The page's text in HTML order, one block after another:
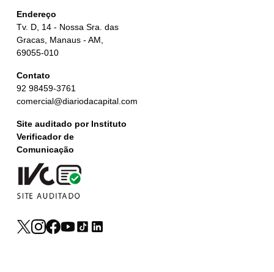
Endereço
Tv. D, 14 - Nossa Sra. das
Gracas, Manaus - AM,
69055-010
Contato
92 98459-3761
comercial@diariodacapital.com
Site auditado por Instituto
Verificador de
Comunicação